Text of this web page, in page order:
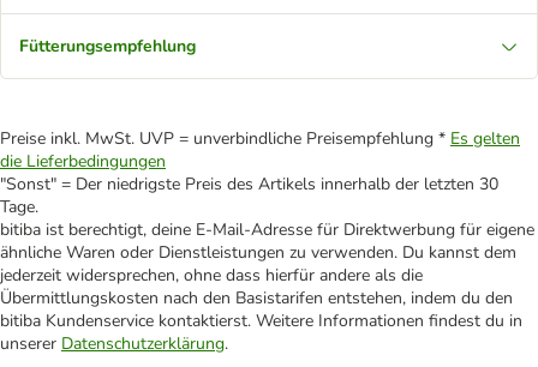
Fütterungsempfehlung
Preise inkl. MwSt. UVP = unverbindliche Preisempfehlung * Es gelten
die Lieferbedingungen
"Sonst" = Der niedrigste Preis des Artikels innerhalb der letzten 30
Tage.
bitiba ist berechtigt, deine E-Mail-Adresse für Direktwerbung für eigene
ähnliche Waren oder Dienstleistungen zu verwenden. Du kannst dem
jederzeit widersprechen, ohne dass hierfür andere als die
Übermittlungskosten nach den Basistarifen entstehen, indem du den
bitiba Kundenservice kontaktierst. Weitere Informationen findest du in
unserer Datenschutzerklärung.